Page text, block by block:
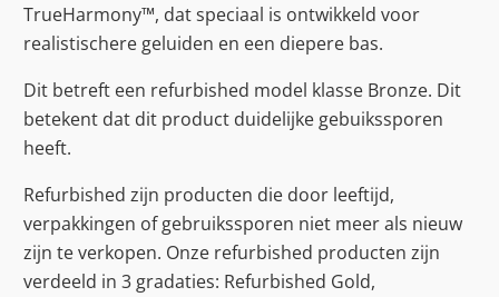
TrueHarmony™, dat speciaal is ontwikkeld voor
realistischere geluiden en een diepere bas.
Dit betreft een refurbished model klasse Bronze. Dit
betekent dat dit product duidelijke gebuikssporen
heeft.
Refurbished zijn producten die door leeftijd,
verpakkingen of gebruikssporen niet meer als nieuw
zijn te verkopen. Onze refurbished producten zijn
verdeeld in 3 gradaties: Refurbished Gold,